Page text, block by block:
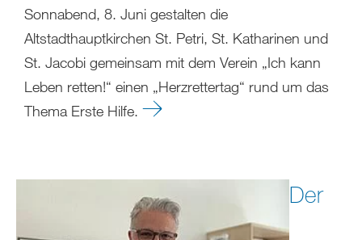
Sonnabend, 8. Juni gestalten die
Altstadthauptkirchen St. Petri, St. Katharinen und
St. Jacobi gemeinsam mit dem Verein „Ich kann
Leben retten!“ einen „Herzrettertag“ rund um das
Thema Erste Hilfe.
Der